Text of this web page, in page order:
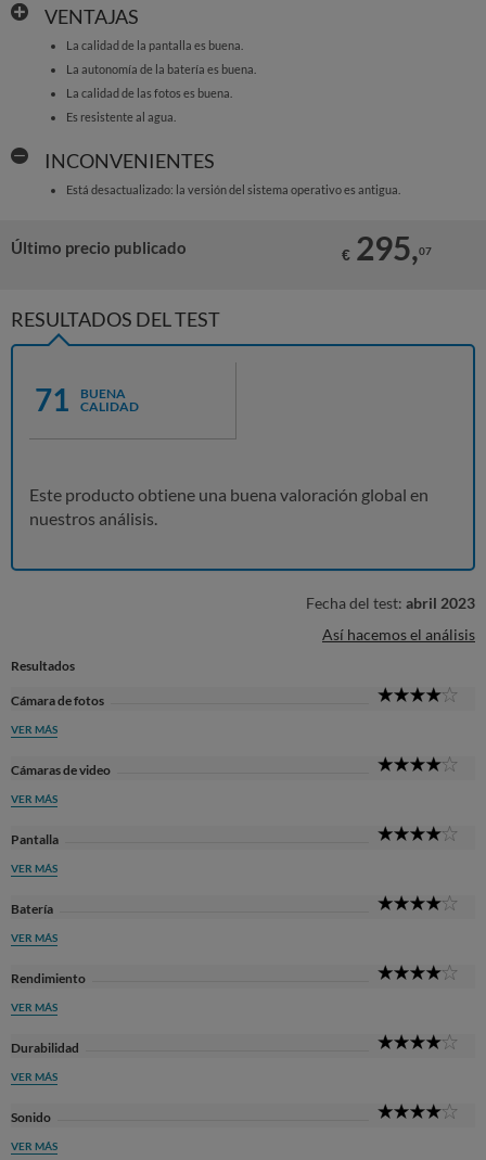
VENTAJAS
La calidad de la pantalla es buena.
La autonomía de la batería es buena.
La calidad de las fotos es buena.
Es resistente al agua.
INCONVENIENTES
Está desactualizado: la versión del sistema operativo es antigua.
Último precio publicado € 295,07
RESULTADOS DEL TEST
71
BUENA
CALIDAD
Este producto obtiene una buena valoración global en
nuestros análisis.
Fecha del test: abril 2023
Así hacemos el análisis
Resultados
Cámara de fotos
VER MÁS
Cámaras de video
VER MÁS
Pantalla
VER MÁS
Batería
VER MÁS
Rendimiento
VER MÁS
Durabilidad
VER MÁS
Sonido
VER MÁS